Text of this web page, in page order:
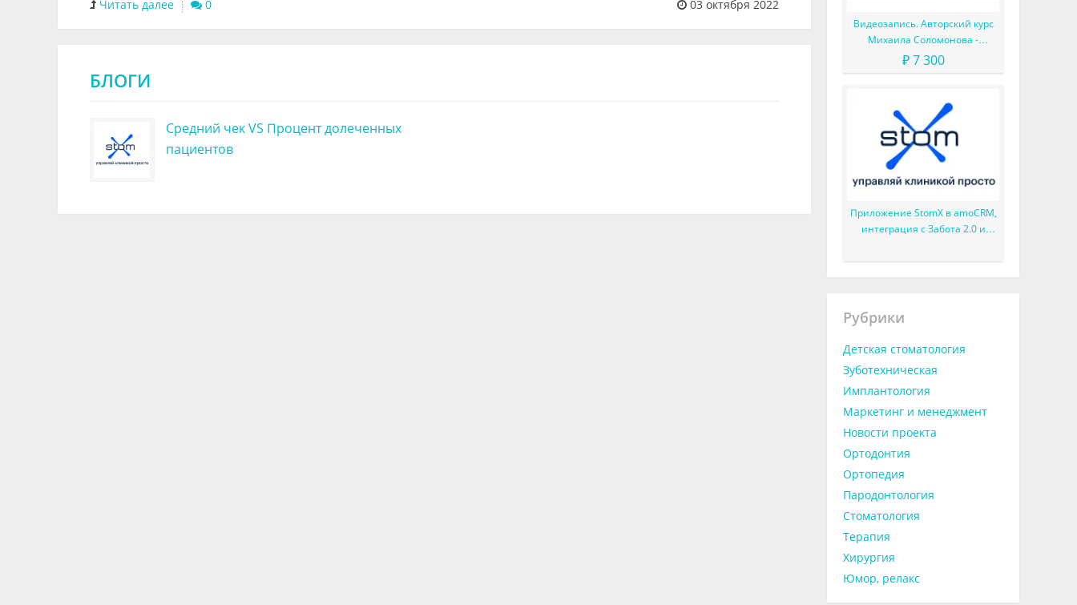
Читать далее 0 03 октября 2022
БЛОГИ
Средний чек VS Процент долеченных
пациентов
Видеозапись. Авторский курс
Михаила Соломонова -
Сложные случаи в эндодонтии
₽ 7 300
Приложение StomX в amoCRM,
интеграция с Забота 2.0 и
Рубрики
Детская стоматология
Зуботехническая
Имплантология
Маркетинг и менеджмент
Новости проекта
Ортодонтия
Ортопедия
Пародонтология
Стоматология
Терапия
Хирургия
Юмор, релакс